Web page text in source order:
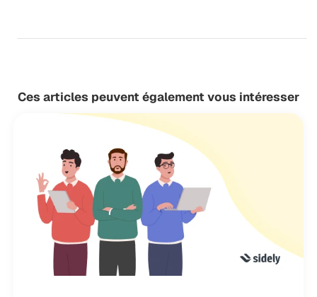
Ces articles peuvent également vous intéresser